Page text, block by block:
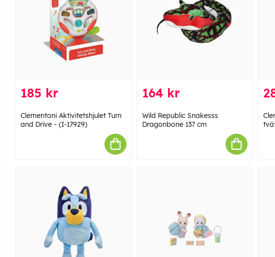
185 kr
Clementoni Aktivitetshjulet Turn
and Drive - (I-17929)
164 kr
Wild Republic Snakesss
Dragonbone 137 cm